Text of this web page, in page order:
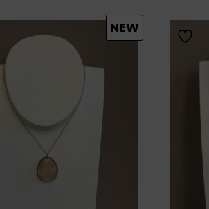
initial
était :
39,00 €.
actuel
est :
NEW